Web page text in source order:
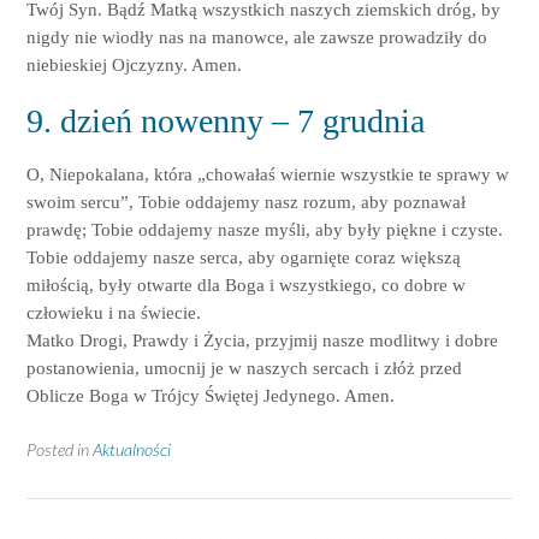
Twój Syn. Bądź Matką wszystkich naszych ziemskich dróg, by
nigdy nie wiodły nas na manowce, ale zawsze prowadziły do
niebieskiej Ojczyzny. Amen.
9. dzień nowenny – 7 grudnia
O, Niepokalana, która „chowałaś wiernie wszystkie te sprawy w
swoim sercu”, Tobie oddajemy nasz rozum, aby poznawał
prawdę; Tobie oddajemy nasze myśli, aby były piękne i czyste.
Tobie oddajemy nasze serca, aby ogarnięte coraz większą
miłością, były otwarte dla Boga i wszystkiego, co dobre w
człowieku i na świecie.
Matko Drogi, Prawdy i Życia, przyjmij nasze modlitwy i dobre
postanowienia, umocnij je w naszych sercach i złóż przed
Oblicze Boga w Trójcy Świętej Jedynego. Amen.
Posted inAktualności